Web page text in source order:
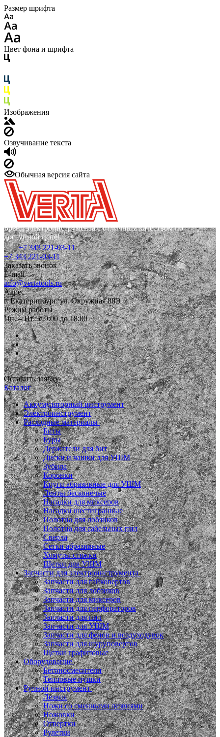
Размер шрифта
Цвет фона и шрифта
Изображения
Озвучивание текста
Обычная версия сайта
Бренд электроинструмента с отличным качеством по
доступной цене!
+7 343 221-03-11
+7 343 221-03-11
Заказать звонок
E-mail
info@vertatools.ru
Адрес
г. Екатеринбург, ул. Окружная 88Э
Режим работы
Пн. – Пт.: с 9:00 до 18:00
Оставить заявку
Каталог
Аккумуляторный инструмент
Электроинструмент
Расходные материалы
Биты
Буры
Держатели для бит
Диски и чашки для УШМ
Зубила
Коронки
Круги абразивные для УШМ
Ленты бесконечые
Насадки для миксеров
Насадки шестигранные
Полотна для лобзиков
Полотна для сабельных пил
Сверла
Сетки абразивные
Хомуты-стяжки
Щетки для УШМ
Запчасти для электроинструмента
Запчасти для гайковертов
Запчасти для лобзиков
Запчасти для миксеров
Запчасти для перфораторов
Запчасти для пил
Запчасти для УШМ
Запчасти для фенов и воздуходувок
Запчасти для шуруповертов
Щетки графитовые
Оборудование
Бетоносмесители
Тепловые пушки
Ручной инструмент
Лезвия
Ножи со сменными лезвиями
Ножовки
Отвертки
Рулетки